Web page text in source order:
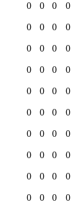
0 0 0 0
0 0 0 0
0 0 0 0
0 0 0 0
0 0 0 0
0 0 0 0
0 0 0 0
0 0 0 0
0 0 0 0
0 0 0 0